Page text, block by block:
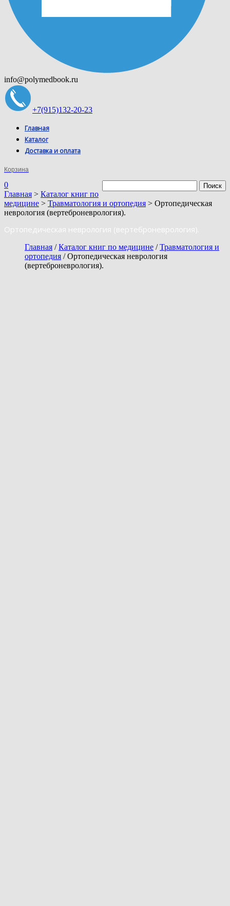
info@polymedbook.ru
+7(915)132-20-23
Главная
Каталог
Доставка и оплата
Корзина
0
Главная > Каталог книг по
медицине > Травматология и ортопедия > Ортопедическая
неврология (вертеброневрология).
Ортопедическая неврология (вертеброневрология).
Главная /Каталог книг по медицине /Травматология и
ортопедия / Ортопедическая неврология
(вертеброневрология).